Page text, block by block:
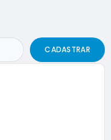
CADASTRAR